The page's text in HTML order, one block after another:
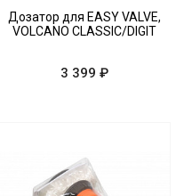
Дозатор для EASY VALVE,
VOLCANO CLASSIC/DIGIT
3 399 ₽